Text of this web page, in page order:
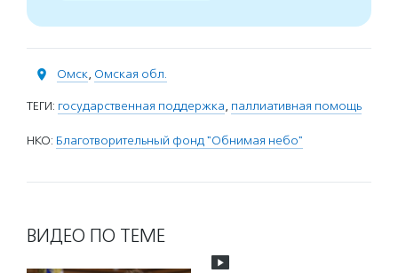
Омск, Омская обл.
ТЕГИ: государственная поддержка, паллиативная помощь
НКО: Благотворительный фонд "Обнимая небо"
ВИДЕО ПО ТЕМЕ